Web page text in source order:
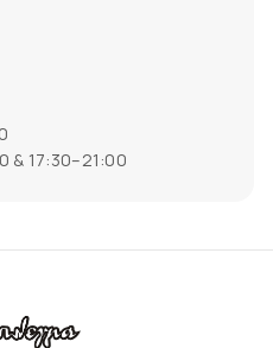
& 17:30–21:00